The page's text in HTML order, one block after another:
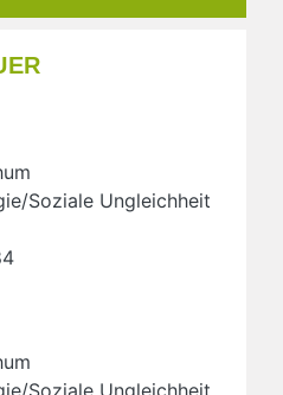
Soziale Ungleichheit
Soziale Ungleichheit